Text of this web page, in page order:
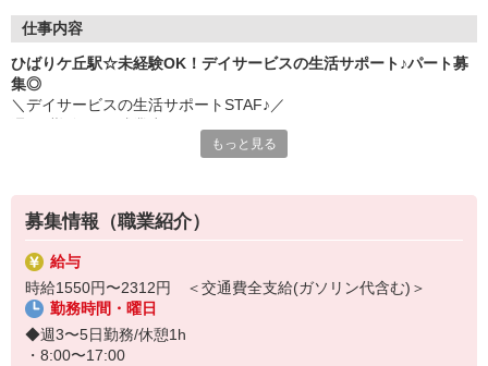
仕事内容
ひばりケ丘駅☆未経験OK！デイサービスの生活サポート♪パート募
集◎
＼デイサービスの生活サポートSTAF♪／
プライベートや家庭の時間も大事にしたい方にピッタリ◎
・リハビリの補助
・必要に応じた生活介助
・レクリエーションの企画、実施
・送迎業務（できる方のみ） など
研修制度が充実しているので、
無資格・未経験の方も大歓迎です♪
もっと見る
募集情報（職業紹介）
給与
時給1550円〜2312円 ＜交通費全支給(ガソリン代含む)＞
勤務時間・曜日
◆週3〜5日勤務/休憩1h
・8:00〜17:00